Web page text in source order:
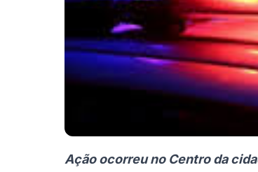
Ação ocorreu no Centro da